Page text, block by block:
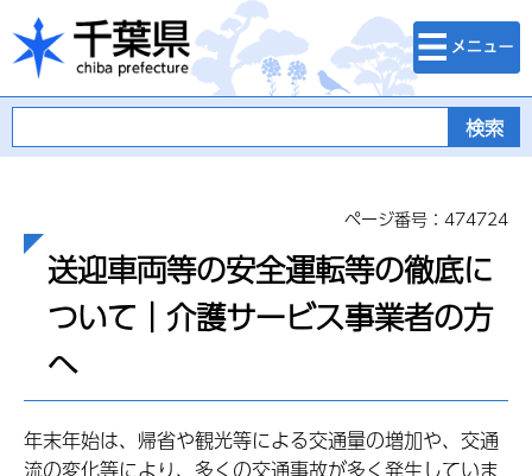
千葉県
検索・メニュ
ー
ページ番号：474724
送迎車両等の安全運転等の徹底に
ついて｜介護サービス事業者の方
へ
年末年始は、帰省や観光等による交通量の増加や、交通
流の変化等により、多くの交通事故が多く発生していま